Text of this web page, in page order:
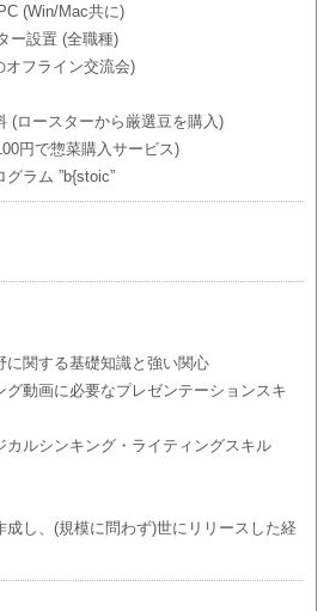
(Win/Mac共に)
ー設置 (全職種)
オフライン交流会)
(ロースターから厳選豆を購入)
円で惣菜購入サービス)
グラム ”b{stoic”
に関する基礎知識と強い関心
グ動画に必要なプレゼンテーションスキ
カルシンキング・ライティングスキル
成し、(規模に問わず)世にリリースした経